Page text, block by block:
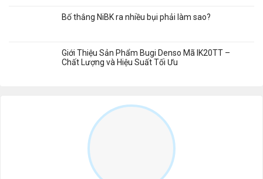
Bố thắng NiBK ra nhiều bụi phải làm sao?
Giới Thiệu Sản Phẩm Bugi Denso Mã IK20TT –
Chất Lượng và Hiệu Suất Tối Ưu